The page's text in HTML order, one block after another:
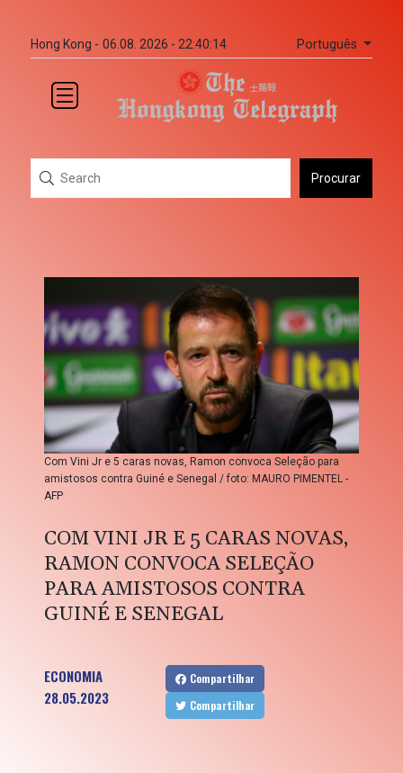
Hong Kong - 06.08. 2026 - 22:40:14 Português
Procurar
Com Vini Jr e 5 caras novas, Ramon convoca Seleção para
amistosos contra Guiné e Senegal / foto: MAURO PIMENTEL -
AFP
COM VINI JR E 5 CARAS NOVAS,
RAMON CONVOCA SELEÇÃO
PARA AMISTOSOS CONTRA
GUINÉ E SENEGAL
ECONOMIA
28.05.2023
Compartilhar
Compartilhar